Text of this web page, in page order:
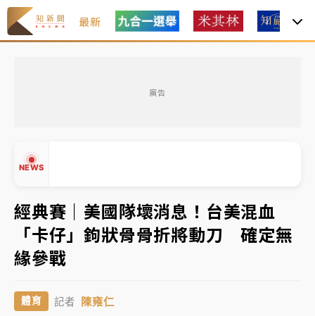
最新
廣告
NEWS
處置制度大變革！ 證交所今起縮短股票「關禁閉」天
數與撮合時間
才續任就飛美國大學面試 清大校長高為元致歉：機會
到來時引起我的好奇
白海豚颱風解除海警 西南風來了！4縣市大雨特報、各
地午後雷雨
分析｜
標？ 鴻海本週法說法人關注的四大重點
▼
經典賽｜美國隊壞消息！台美混血
「卡仔」鉤狀骨骨折將動刀 確定無
緣參戰
體育 記者 陳雍仁